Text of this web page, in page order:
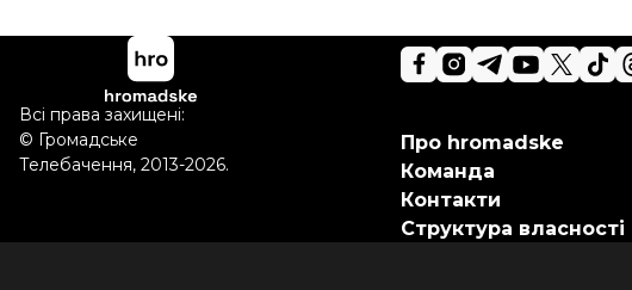
Про hromadske
Команда
Контакти
Структура власності
Всі права захищені:
© Громадське
Телебачення, 2013-2026.